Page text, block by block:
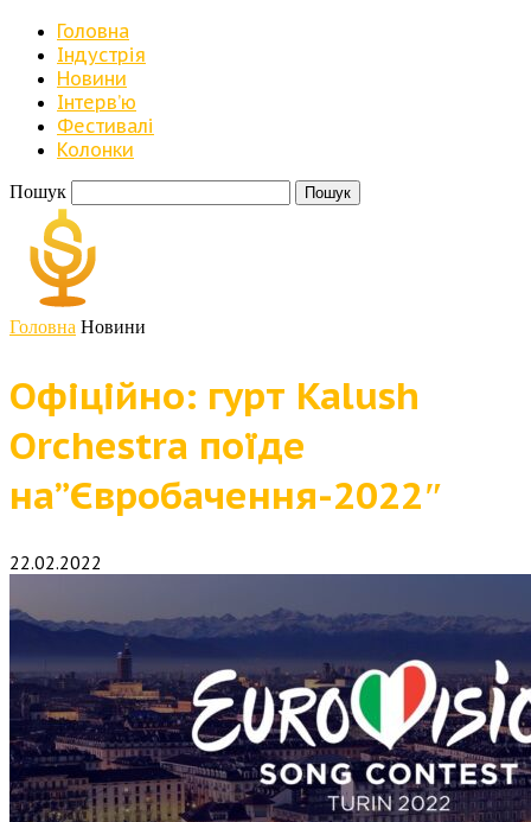
Головна
Індустрія
Новини
Iнтерв’ю
Фестивалі
Колонки
Пошук
Головна Новини
Офіційно: гурт Kalush
Orchestra поїде
на”Євробачення-2022″
22.02.2022